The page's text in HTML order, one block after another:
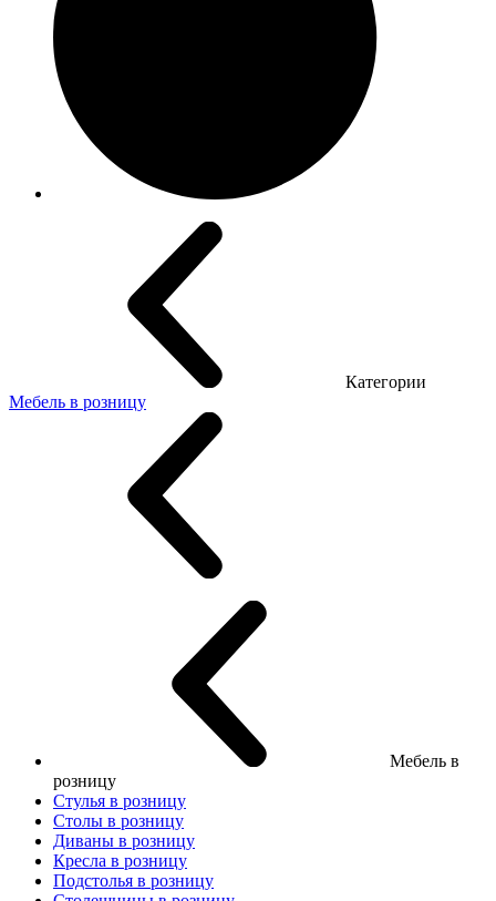
Категории
Мебель в розницу
Мебель в
розницу
Стулья в розницу
Столы в розницу
Диваны в розницу
Кресла в розницу
Подстолья в розницу